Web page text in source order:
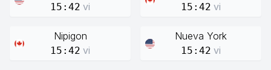
15:42 vi 15:42 vi
Nipigon
15:42 vi
Nueva York
15:42 vi